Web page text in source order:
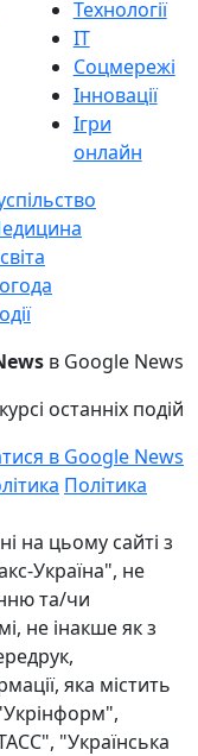
Технології
IT
Соцмережі
Інновації
Ігри
онлайн
в Google News
останніх подій
в Google News
Політика
на цьому сайті з
Україна", не
та/чи
не інакше як з
яка містить
"Українська